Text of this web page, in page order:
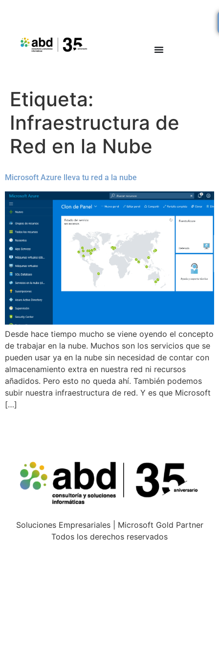
Etiqueta:
Infraestructura de
Red en la Nube
Microsoft Azure lleva tu red a la nube
Desde hace tiempo mucho se viene oyendo el concepto
de trabajar en la nube. Muchos son los servicios que se
pueden usar ya en la nube sin necesidad de contar con
almacenamiento extra en nuestra red ni recursos
añadidos. Pero esto no queda ahí. También podemos
subir nuestra infraestructura de red. Y es que Microsoft
[…]
Soluciones Empresariales | Microsoft Gold Partner
Todos los derechos reservados